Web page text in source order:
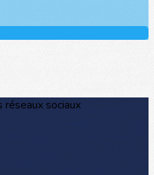
réseaux sociaux